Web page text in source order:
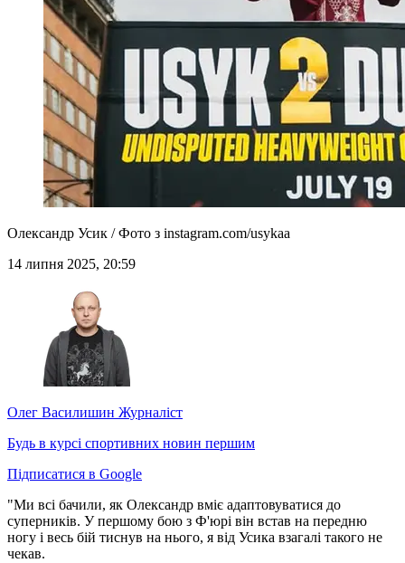
Олександр Усик / Фото з instagram.com/usykaa
14 липня 2025, 20:59
Олег Василишин Журналіст
Будь в курсі спортивних новин першим
Підписатися в Google
"Ми всі бачили, як Олександр вміє адаптовуватися до
суперників. У першому бою з Ф'юрі він встав на передню
ногу і весь бій тиснув на нього, я від Усика взагалі такого не
чекав.